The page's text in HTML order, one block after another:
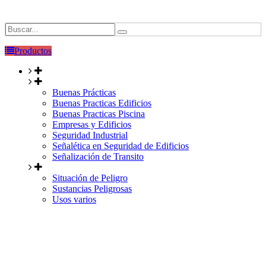
Productos
Buenas Prácticas
Buenas Practicas Edificios
Buenas Practicas Piscina
Empresas y Edificios
Seguridad Industrial
Señalética en Seguridad de Edificios
Señalización de Transito
Situación de Peligro
Sustancias Peligrosas
Usos varios